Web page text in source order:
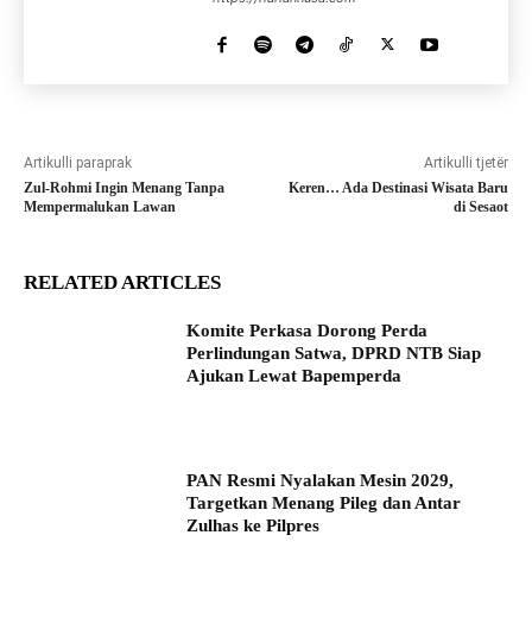
Artikulli paraprak
Zul-Rohmi Ingin Menang Tanpa
Mempermalukan Lawan
Artikulli tjetër
Keren… Ada Destinasi Wisata Baru
di Sesaot
RELATED ARTICLES
Komite Perkasa Dorong Perda
Perlindungan Satwa, DPRD NTB Siap
Ajukan Lewat Bapemperda
PAN Resmi Nyalakan Mesin 2029,
Targetkan Menang Pileg dan Antar
Zulhas ke Pilpres